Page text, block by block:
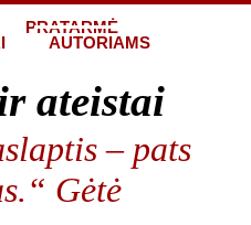
PRATARMĖ
AUTORIAMS
ateistai
– pats
Gėtė